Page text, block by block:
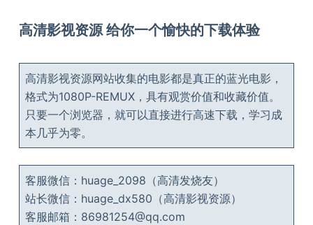
高清影视资源 给你一个愉快的下载体验
高清影视资源网站收集的电影都是真正的蓝光电影，
格式为1080P-REMUX，具有观赏价值和收藏价值。
只要一个浏览器，就可以直接进行高速下载，学习成
本几乎为零。
客服微信：huage_2098（高清发烧友）
站长微信：huage_dx580（高清影视资源）
客服邮箱：86981254@qq.com